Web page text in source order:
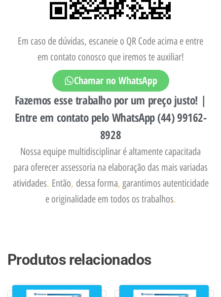
Em caso de dúvidas, escaneie o QR Code acima e entre
em contato conosco que iremos te auxiliar!
Chamar no WhatsApp
Fazemos esse trabalho por um preço justo! |
Entre em contato pelo WhatsApp (44) 99162-
8928
Nossa equipe multidisciplinar é altamente capacitada
para oferecer assessoria na elaboração das mais variadas
atividades. Então, dessa forma, garantimos autenticidade
e originalidade em todos os trabalhos.
Produtos relacionados